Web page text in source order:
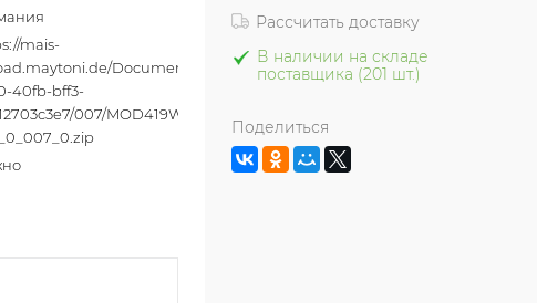
mais-
Documents/84b4f213-
40fb-bff3-
007/MOD419WL-
Рассчитать доставку
В наличии на складе
поставщика (201 шт.)
Поделиться